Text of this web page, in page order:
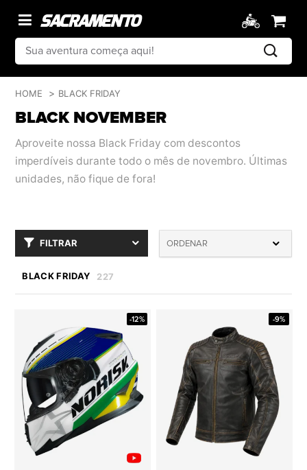
HOME BLACK FRIDAY
BLACK NOVEMBER
Aproveite nossa Black Friday com descontos
imperdíveis durante todo o mês de novembro. Últimas
unidades, não fique de fora!
FILTRAR ORDENAR
BLACK FRIDAY 227
-12% -9%